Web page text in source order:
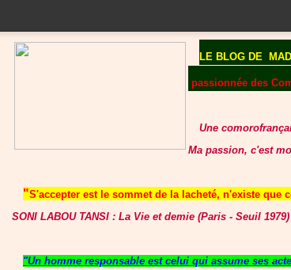
LE BLOG DE
passionnée des
Une
Ma passion, c'est
"S'accepter est le sommet de la lacheté, n'existe que
SONI LABOU TANSI : La Vie et demie (Paris - Seuil 1979)
"Un homme responsable est celui qui assume ses